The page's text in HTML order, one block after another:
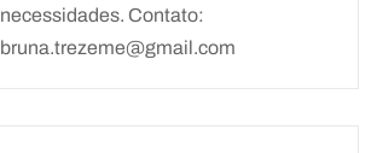
necessidades. Contato:
bruna.trezeme@gmail.com